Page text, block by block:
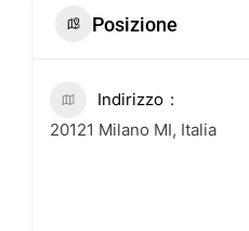
Posizione
Indirizzo
20121 Milano MI, Italia